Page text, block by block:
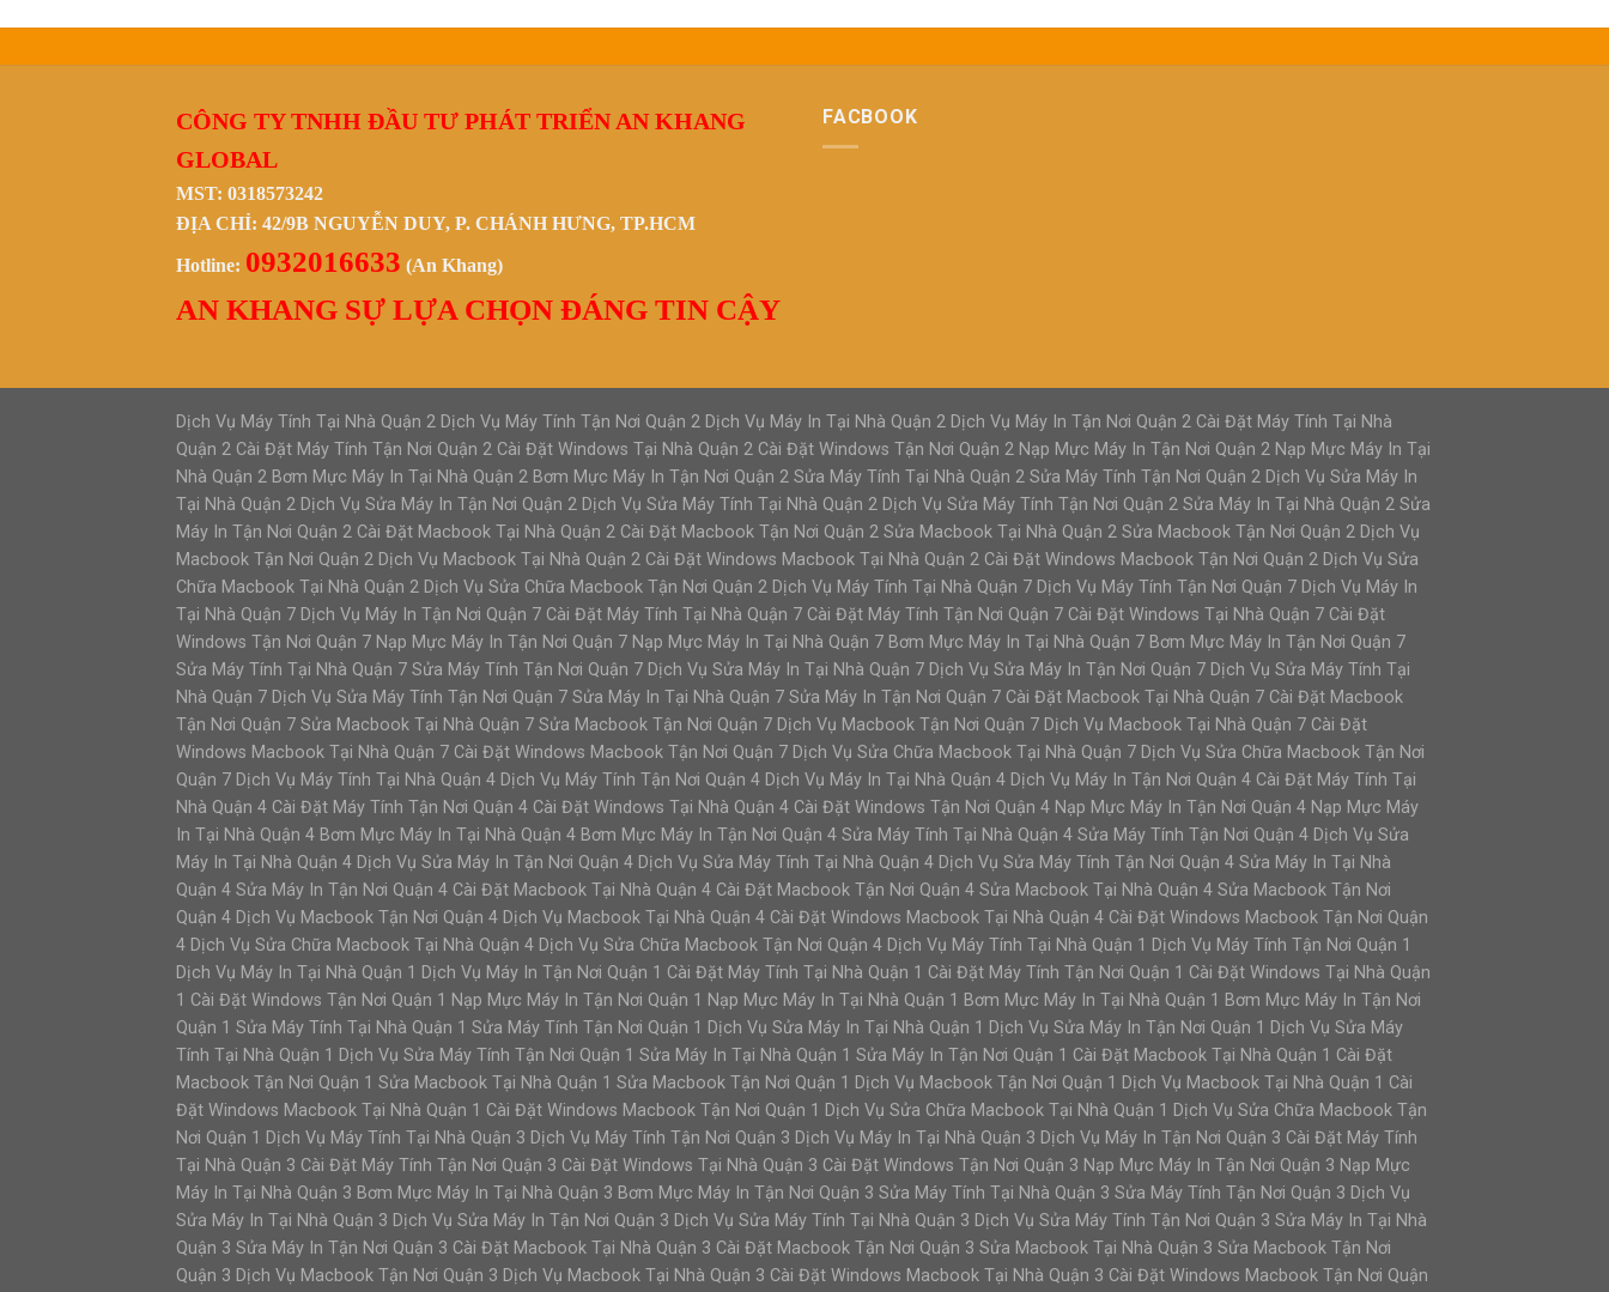
CÔNG TY TNHH ĐẦU TƯ PHÁT TRIỂN AN KHANG
GLOBAL
MST: 0318573242
ĐỊA CHỈ: 42/9B NGUYỄN DUY, P. CHÁNH HƯNG, TP.HCM
Hotline: 0932016633 (An Khang)
AN KHANG SỰ LỰA CHỌN ĐÁNG TIN CẬY
FACBOOK
Dịch Vụ Máy Tính Tại Nhà Quận 2 Dịch Vụ Máy Tính Tận Nơi Quận 2 Dịch Vụ Máy In Tại Nhà Quận 2 Dịch Vụ Máy In Tận Nơi Quận 2 Cài Đặt Máy Tính Tại Nhà
Quận 2 Cài Đặt Máy Tính Tận Nơi Quận 2 Cài Đặt Windows Tại Nhà Quận 2 Cài Đặt Windows Tận Nơi Quận 2 Nạp Mực Máy In Tận Nơi Quận 2 Nạp Mực Máy In Tại
Nhà Quận 2 Bơm Mực Máy In Tại Nhà Quận 2 Bơm Mực Máy In Tận Nơi Quận 2 Sửa Máy Tính Tại Nhà Quận 2 Sửa Máy Tính Tận Nơi Quận 2 Dịch Vụ Sửa Máy In
Tại Nhà Quận 2 Dịch Vụ Sửa Máy In Tận Nơi Quận 2 Dịch Vụ Sửa Máy Tính Tại Nhà Quận 2 Dịch Vụ Sửa Máy Tính Tận Nơi Quận 2 Sửa Máy In Tại Nhà Quận 2 Sửa
Máy In Tận Nơi Quận 2 Cài Đặt Macbook Tại Nhà Quận 2 Cài Đặt Macbook Tận Nơi Quận 2 Sửa Macbook Tại Nhà Quận 2 Sửa Macbook Tận Nơi Quận 2 Dịch Vụ
Macbook Tận Nơi Quận 2 Dịch Vụ Macbook Tại Nhà Quận 2 Cài Đặt Windows Macbook Tại Nhà Quận 2 Cài Đặt Windows Macbook Tận Nơi Quận 2 Dịch Vụ Sửa
Chữa Macbook Tại Nhà Quận 2 Dịch Vụ Sửa Chữa Macbook Tận Nơi Quận 2 Dịch Vụ Máy Tính Tại Nhà Quận 7 Dịch Vụ Máy Tính Tận Nơi Quận 7 Dịch Vụ Máy In
Tại Nhà Quận 7 Dịch Vụ Máy In Tận Nơi Quận 7 Cài Đặt Máy Tính Tại Nhà Quận 7 Cài Đặt Máy Tính Tận Nơi Quận 7 Cài Đặt Windows Tại Nhà Quận 7 Cài Đặt
Windows Tận Nơi Quận 7 Nạp Mực Máy In Tận Nơi Quận 7 Nạp Mực Máy In Tại Nhà Quận 7 Bơm Mực Máy In Tại Nhà Quận 7 Bơm Mực Máy In Tận Nơi Quận 7
Sửa Máy Tính Tại Nhà Quận 7 Sửa Máy Tính Tận Nơi Quận 7 Dịch Vụ Sửa Máy In Tại Nhà Quận 7 Dịch Vụ Sửa Máy In Tận Nơi Quận 7 Dịch Vụ Sửa Máy Tính Tại
Nhà Quận 7 Dịch Vụ Sửa Máy Tính Tận Nơi Quận 7 Sửa Máy In Tại Nhà Quận 7 Sửa Máy In Tận Nơi Quận 7 Cài Đặt Macbook Tại Nhà Quận 7 Cài Đặt Macbook
Tận Nơi Quận 7 Sửa Macbook Tại Nhà Quận 7 Sửa Macbook Tận Nơi Quận 7 Dịch Vụ Macbook Tận Nơi Quận 7 Dịch Vụ Macbook Tại Nhà Quận 7 Cài Đặt
Windows Macbook Tại Nhà Quận 7 Cài Đặt Windows Macbook Tận Nơi Quận 7 Dịch Vụ Sửa Chữa Macbook Tại Nhà Quận 7 Dịch Vụ Sửa Chữa Macbook Tận Nơi
Quận 7 Dịch Vụ Máy Tính Tại Nhà Quận 4 Dịch Vụ Máy Tính Tận Nơi Quận 4 Dịch Vụ Máy In Tại Nhà Quận 4 Dịch Vụ Máy In Tận Nơi Quận 4 Cài Đặt Máy Tính Tại
Nhà Quận 4 Cài Đặt Máy Tính Tận Nơi Quận 4 Cài Đặt Windows Tại Nhà Quận 4 Cài Đặt Windows Tận Nơi Quận 4 Nạp Mực Máy In Tận Nơi Quận 4 Nạp Mực Máy
In Tại Nhà Quận 4 Bơm Mực Máy In Tại Nhà Quận 4 Bơm Mực Máy In Tận Nơi Quận 4 Sửa Máy Tính Tại Nhà Quận 4 Sửa Máy Tính Tận Nơi Quận 4 Dịch Vụ Sửa
Máy In Tại Nhà Quận 4 Dịch Vụ Sửa Máy In Tận Nơi Quận 4 Dịch Vụ Sửa Máy Tính Tại Nhà Quận 4 Dịch Vụ Sửa Máy Tính Tận Nơi Quận 4 Sửa Máy In Tại Nhà
Quận 4 Sửa Máy In Tận Nơi Quận 4 Cài Đặt Macbook Tại Nhà Quận 4 Cài Đặt Macbook Tận Nơi Quận 4 Sửa Macbook Tại Nhà Quận 4 Sửa Macbook Tận Nơi
Quận 4 Dịch Vụ Macbook Tận Nơi Quận 4 Dịch Vụ Macbook Tại Nhà Quận 4 Cài Đặt Windows Macbook Tại Nhà Quận 4 Cài Đặt Windows Macbook Tận Nơi Quận
4 Dịch Vụ Sửa Chữa Macbook Tại Nhà Quận 4 Dịch Vụ Sửa Chữa Macbook Tận Nơi Quận 4 Dịch Vụ Máy Tính Tại Nhà Quận 1 Dịch Vụ Máy Tính Tận Nơi Quận 1
Dịch Vụ Máy In Tại Nhà Quận 1 Dịch Vụ Máy In Tận Nơi Quận 1 Cài Đặt Máy Tính Tại Nhà Quận 1 Cài Đặt Máy Tính Tận Nơi Quận 1 Cài Đặt Windows Tại Nhà Quận
1 Cài Đặt Windows Tận Nơi Quận 1 Nạp Mực Máy In Tận Nơi Quận 1 Nạp Mực Máy In Tại Nhà Quận 1 Bơm Mực Máy In Tại Nhà Quận 1 Bơm Mực Máy In Tận Nơi
Quận 1 Sửa Máy Tính Tại Nhà Quận 1 Sửa Máy Tính Tận Nơi Quận 1 Dịch Vụ Sửa Máy In Tại Nhà Quận 1 Dịch Vụ Sửa Máy In Tận Nơi Quận 1 Dịch Vụ Sửa Máy
Tính Tại Nhà Quận 1 Dịch Vụ Sửa Máy Tính Tận Nơi Quận 1 Sửa Máy In Tại Nhà Quận 1 Sửa Máy In Tận Nơi Quận 1 Cài Đặt Macbook Tại Nhà Quận 1 Cài Đặt
Macbook Tận Nơi Quận 1 Sửa Macbook Tại Nhà Quận 1 Sửa Macbook Tận Nơi Quận 1 Dịch Vụ Macbook Tận Nơi Quận 1 Dịch Vụ Macbook Tại Nhà Quận 1 Cài
Đặt Windows Macbook Tại Nhà Quận 1 Cài Đặt Windows Macbook Tận Nơi Quận 1 Dịch Vụ Sửa Chữa Macbook Tại Nhà Quận 1 Dịch Vụ Sửa Chữa Macbook Tận
Nơi Quận 1 Dịch Vụ Máy Tính Tại Nhà Quận 3 Dịch Vụ Máy Tính Tận Nơi Quận 3 Dịch Vụ Máy In Tại Nhà Quận 3 Dịch Vụ Máy In Tận Nơi Quận 3 Cài Đặt Máy Tính
Tại Nhà Quận 3 Cài Đặt Máy Tính Tận Nơi Quận 3 Cài Đặt Windows Tại Nhà Quận 3 Cài Đặt Windows Tận Nơi Quận 3 Nạp Mực Máy In Tận Nơi Quận 3 Nạp Mực
Máy In Tại Nhà Quận 3 Bơm Mực Máy In Tại Nhà Quận 3 Bơm Mực Máy In Tận Nơi Quận 3 Sửa Máy Tính Tại Nhà Quận 3 Sửa Máy Tính Tận Nơi Quận 3 Dịch Vụ
Sửa Máy In Tại Nhà Quận 3 Dịch Vụ Sửa Máy In Tận Nơi Quận 3 Dịch Vụ Sửa Máy Tính Tại Nhà Quận 3 Dịch Vụ Sửa Máy Tính Tận Nơi Quận 3 Sửa Máy In Tại Nhà
Quận 3 Sửa Máy In Tận Nơi Quận 3 Cài Đặt Macbook Tại Nhà Quận 3 Cài Đặt Macbook Tận Nơi Quận 3 Sửa Macbook Tại Nhà Quận 3 Sửa Macbook Tận Nơi
Quận 3 Dịch Vụ Macbook Tận Nơi Quận 3 Dịch Vụ Macbook Tại Nhà Quận 3 Cài Đặt Windows Macbook Tại Nhà Quận 3 Cài Đặt Windows Macbook Tận Nơi Quận